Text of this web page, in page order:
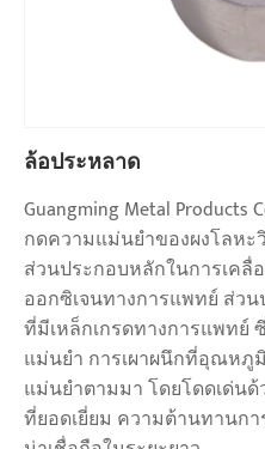
ล้อประหลาด
Guangming Metal Products
กดความแม่นยำของผงโลหะ
ส่วนประกอบหลักในการเคลื่
ออกซิเจนทางการแพทย์ ส่ว
ที่มีเหล็กเกรดทางการแพทย์
แม่นยำ การเผาผนึกที่อุณหภู
แม่นยำตามมา โดยโดดเด่น
ที่ยอดเยี่ยม ความต้านทานก